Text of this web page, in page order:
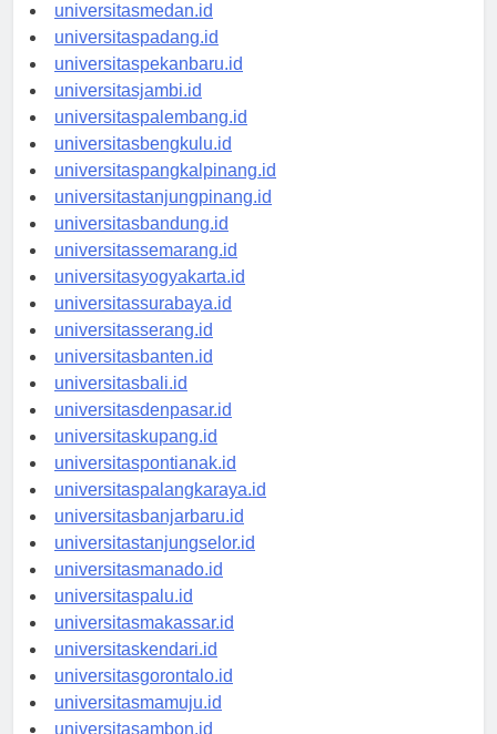
universitasaceh.id
universitasmedan.id
universitaspadang.id
universitaspekanbaru.id
universitasjambi.id
universitaspalembang.id
universitasbengkulu.id
universitaspangkalpinang.id
universitastanjungpinang.id
universitasbandung.id
universitassemarang.id
universitasyogyakarta.id
universitassurabaya.id
universitasserang.id
universitasbanten.id
universitasbali.id
universitasdenpasar.id
universitaskupang.id
universitaspontianak.id
universitaspalangkaraya.id
universitasbanjarbaru.id
universitastanjungselor.id
universitasmanado.id
universitaspalu.id
universitasmakassar.id
universitaskendari.id
universitasgorontalo.id
universitasmamuju.id